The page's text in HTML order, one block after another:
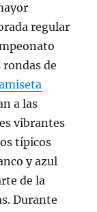
regular
de
a las
vibrantes
típicos
y azul
de la
Durante